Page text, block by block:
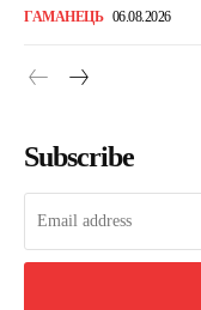
ГАМАНЕЦЬ 06.08.2026
Subscribe